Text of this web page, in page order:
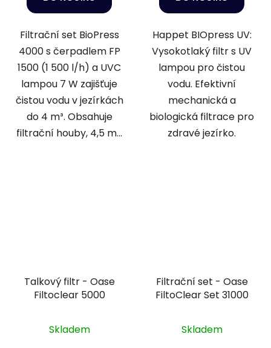
Filtrační set BioPress
4000 s čerpadlem FP
1500 (1 500 l/h) a UVC
lampou 7 W zajišťuje
čistou vodu v jezírkách
do 4 m³. Obsahuje
filtrační houby, 4,5 m...
Happet BIOpress UV:
Vysokotlaký filtr s UV
lampou pro čistou
vodu. Efektivní
mechanická a
biologická filtrace pro
zdravé jezírko.
Talkový filtr - Oase
Filtoclear 5000
Skladem
Filtrační set - Oase
FiltoClear Set 31000
Skladem